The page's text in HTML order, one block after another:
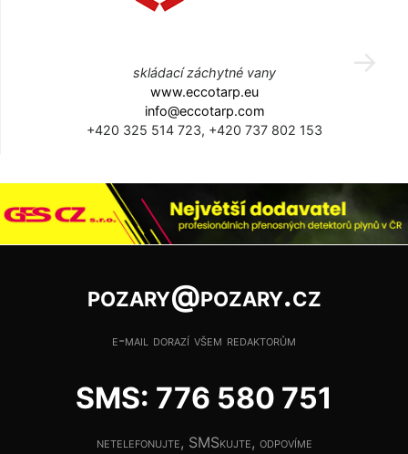
skládací záchytné vany
www.eccotarp.eu
info@eccotarp.com
+420 325 514 723, +420 737 802 153
pozary@pozary.cz
e-mail dorazí všem redaktorům
SMS: 776 580 751
netelefonujte, SMSkujte, odpovíme